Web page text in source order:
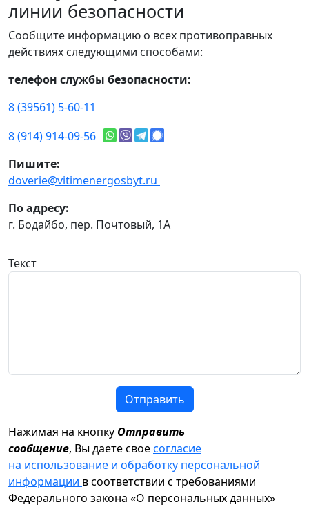
линии безопасности
Сообщите информацию о всех противоправных
действиях следующими способами:
телефон службы безопасности:
8 (39561) 5-60-11
8 (914) 914-09-56
Пишите:
doverie@vitimenergosbyt.ru
По адресу:
г. Бодайбо, пер. Почтовый, 1А
Текст
Отправить
Нажимая на кнопку Отправить
сообщение, Вы даете своесогласие
на использование и обработку персональной
информации в соответствии с требованиями
Федерального закона «О персональных данных»